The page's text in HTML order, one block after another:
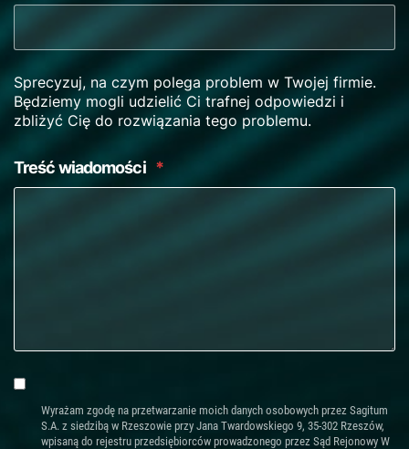
Sprecyzuj, na czym polega problem w Twojej firmie.
Będziemy mogli udzielić Ci trafnej odpowiedzi i
zbliżyć Cię do rozwiązania tego problemu.
Treść wiadomości *
Wyrażam zgodę na przetwarzanie moich danych osobowych przez Sagitum
S.A. z siedzibą w Rzeszowie przy Jana Twardowskiego 9, 35-302 Rzeszów,
wpisaną do rejestru przedsiębiorców prowadzonego przez Sąd Rejonowy W